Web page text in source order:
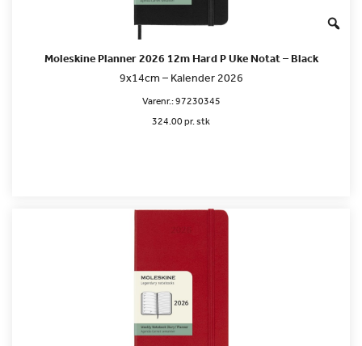
Moleskine Planner 2026 12m Hard P Uke Notat – Black
9x14cm – Kalender 2026
Varenr.:97230345
324.00 pr. stk